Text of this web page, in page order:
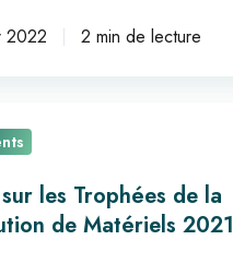
2022 2 min de lecture
les Trophées de la
de Matériels 2021